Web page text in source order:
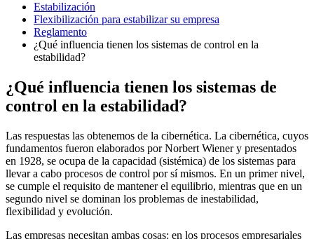
Estabilización
Flexibilización para estabilizar su empresa
Reglamento
¿Qué influencia tienen los sistemas de control en la
estabilidad?
¿Qué influencia tienen los sistemas de
control en la estabilidad?
Las respuestas las obtenemos de la cibernética. La cibernética, cuyos
fundamentos fueron elaborados por Norbert Wiener y presentados
en 1928, se ocupa de la capacidad (sistémica) de los sistemas para
llevar a cabo procesos de control por sí mismos. En un primer nivel,
se cumple el requisito de mantener el equilibrio, mientras que en un
segundo nivel se dominan los problemas de inestabilidad,
flexibilidad y evolución.
Las empresas necesitan ambas cosas: en los procesos empresariales